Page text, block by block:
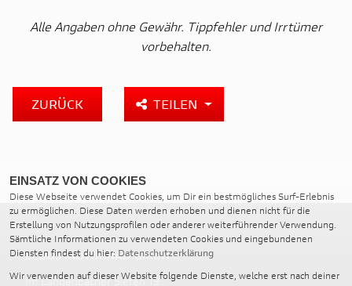
Alle Angaben ohne Gewähr. Tippfehler und Irrtümer
vorbehalten.
ZURÜCK TEILEN
LEDUS MOTORRAD GMBH
Im Langenbacher Siefen 19
EINSATZ VON COOKIES
Diese Webseite verwendet Cookies, um Dir ein bestmögliches Surf-Erlebnis
zu ermöglichen. Diese Daten werden erhoben und dienen nicht für die
Erstellung von Nutzungsprofilen oder anderer weiterführender Verwendung.
Sämtliche Informationen zu verwendeten Cookies und eingebundenen
Diensten findest du hier: Datenschutzerklärung
Wir verwenden auf dieser Website folgende Dienste, welche erst nach deiner